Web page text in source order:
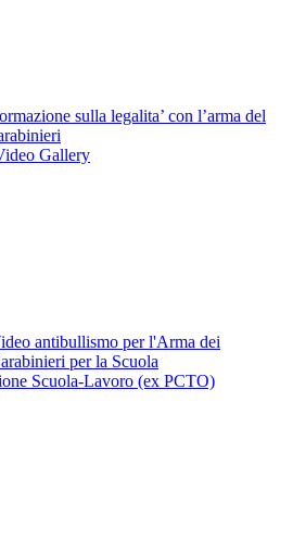
sulla legalita’ con l’arma del
Gallery
antibullismo per l'Arma dei
per la Scuola
Scuola-Lavoro (ex PCTO)